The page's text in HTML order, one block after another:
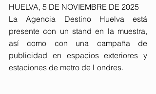
HUELVA, 5 DE NOVIEMBRE DE 2025
La Agencia Destino Huelva está
presente con un stand en la muestra,
así como con una campaña de
publicidad en espacios exteriores y
estaciones de metro de Londres.